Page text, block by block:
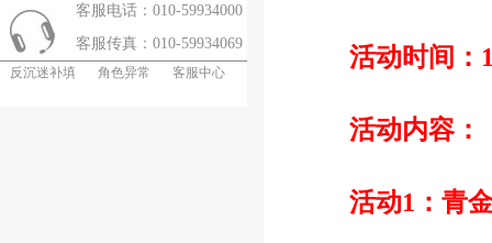
客服电话：010-59934000
客服传真：010-59934069
反沉迷补填 角色异常 客服中心
活动时间：
活动内容：
活动1：青金